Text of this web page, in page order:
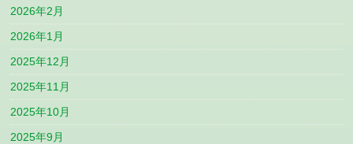
2026年2月
2026年1月
2025年12月
2025年11月
2025年10月
2025年9月